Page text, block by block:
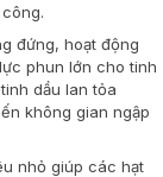
đứng, hoạt động
phun lớn cho tinh
dầu lan tỏa
không gian ngập
nhỏ giúp các hạt